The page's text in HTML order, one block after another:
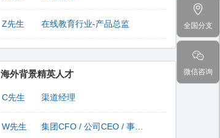
Z先生 在线教育行业-产品总监
海外背景精英人才
C先生 渠道经理
W先生
全国分支
微信咨询